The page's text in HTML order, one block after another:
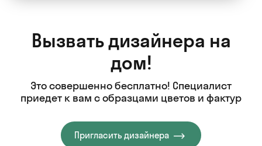
Вызвать дизайнера на
дом!
Это совершенно бесплатно! Специалист
приедет к вам с образцами цветов и фактур
Пригласить дизайнера